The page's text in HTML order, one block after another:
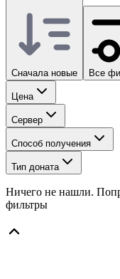
Сначала новые Все
Цена
Сервер
Способ получения
Тип доната
Ничего не нашли.
фильтры